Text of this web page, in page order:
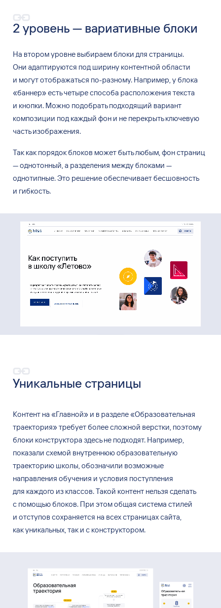
2 уровень — вариативные блоки
На втором уровне выбираем блоки для страницы.
Они адаптируются под ширину контентной области
и могут отображаться по-разному. Например, ублока
«баннер» есть четыре способа расположения текста
и кнопки. Можно подобрать подходящий вариант
композиции под каждый фон и не перекрыть ключевую
часть изображения.
Так как порядок блоков может быть любым, фонстраниц
— однотонный, а разделения между блоками —
однотипные. Это решение обеспечивает бесшовность
и гибкость.
Уникальные страницы
Контент на «Главной» и в разделе «Образовательная
траектория» требует более сложной верстки, поэтому
блоки конструктора здесь не подходят. Например,
показали схемой внутреннюю образовательную
траекторию школы, обозначили возможные
направления обучения и условия поступления
для каждого из классов. Такой контент нельзя сделать
с помощью блоков. При этом общая система стилей
и отступов сохраняется на всех страницах сайта,
какуникальных, так и с конструктором.